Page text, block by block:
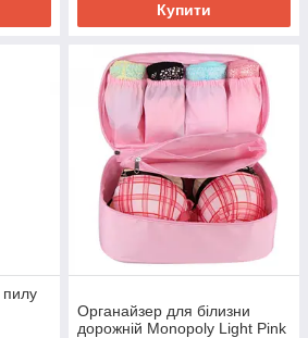
Купити
пилу
Органайзер для білизни
дорожній Monopoly Light Pink